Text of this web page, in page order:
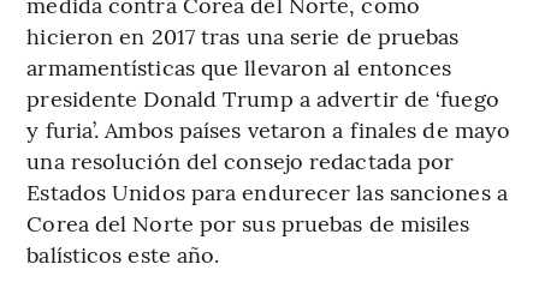
hicieron en 2017 tras una serie de pruebas
armamentísticas que llevaron al entonces
presidente Donald Trump a advertir de ‘fuego
y furia’. Ambos países vetaron a finales de mayo
una resolución del consejo redactada por
Estados Unidos para endurecer las sanciones a
Corea del Norte por sus pruebas de misiles
balísticos este año.